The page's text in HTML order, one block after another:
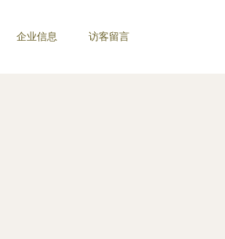
企业信息 访客留言